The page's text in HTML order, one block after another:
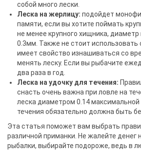
собой много лески.
Леска на жерлицу: подойдет
памяти, если вы хотите поймать
не менее крупного хищника,
0.3мм. Также не стоит использовать
имеет свойство изнашиваться со
менять леску. Если вы рыбачите
два раза в год.
Леска на удочку для течения:
снасть очень важна при ловле на
леска диаметром 0.14 максимальной
течения обязательно должна быть
Эта статья поможет вам выбрать
различной приманки. Не жалейте денег
рыбалки, выбирайте подороже, ведь в